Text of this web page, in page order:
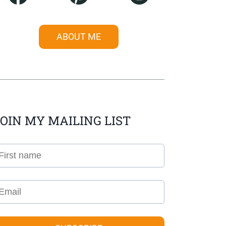
ABOUT ME
MY MAILING LIST